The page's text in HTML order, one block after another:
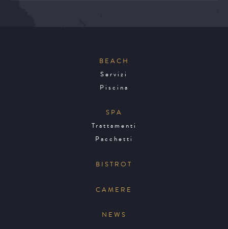
BEACH
Servizi
Piscina
SPA
Trattamenti
Pacchetti
BISTROT
CAMERE
NEWS